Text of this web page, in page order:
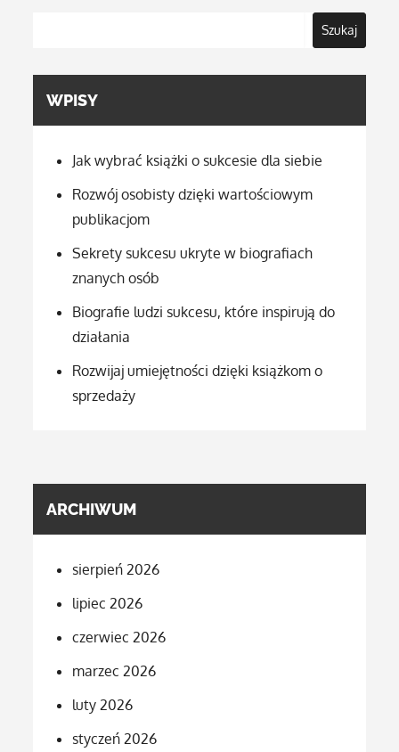
Szukaj
WPISY
Jak wybrać książki o sukcesie dla siebie
Rozwój osobisty dzięki wartościowym
publikacjom
Sekrety sukcesu ukryte w biografiach
znanych osób
Biografie ludzi sukcesu, które inspirują do
działania
Rozwijaj umiejętności dzięki książkom o
sprzedaży
ARCHIWUM
sierpień 2026
lipiec 2026
czerwiec 2026
marzec 2026
luty 2026
styczeń 2026